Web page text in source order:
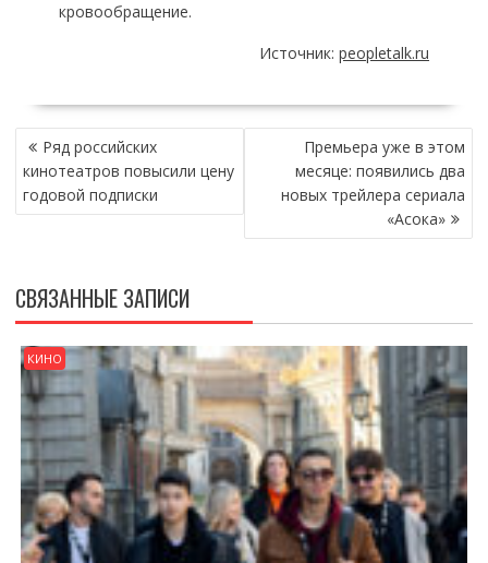
кровообращение.
Источник:peopletalk.ru
НАВИГАЦИЯ
ПО
ЗАПИСЯМ
Ряд российских
кинотеатров повысили цену
годовой подписки
Премьера уже в этом
месяце: появились два
новых трейлера сериала
«Асока»
СВЯЗАННЫЕ ЗАПИСИ
КИНО